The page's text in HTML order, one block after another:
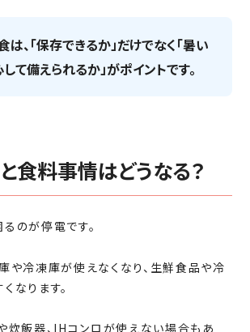
、「保存できるか」だけでなく「暑い
て備えられるか」がポイントです。
食料事情はどうなる？
のが停電です。
や冷凍庫が使えなくなり、生鮮食品や冷
なります。
炊飯器、IHコンロが使えない場合もあ